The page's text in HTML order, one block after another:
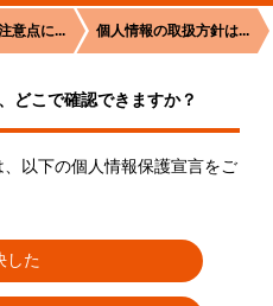
意点に... 個人情報の取扱方針は...
どこで確認できますか？
以下の個人情報保護宣言をご
した